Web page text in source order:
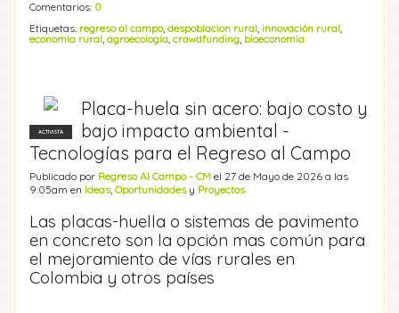
Comentarios: 0
Etiquetas: regreso al campo, despoblacion rural, innovación rural,
economia rural, agroecología, crowdfunding, bioeconomia
ACTIVISTA
Placa-huela sin acero: bajo costo y
bajo impacto ambiental -
Tecnologías para el Regreso al Campo
Publicado por Regreso Al Campo - CM el 27 de Mayo de 2026 a las
9:05am en Ideas, Oportunidadesy Proyectos
Las placas-huella o sistemas de pavimento
en concreto son la opción mas común para
el mejoramiento de vías rurales en
Colombia y otros países